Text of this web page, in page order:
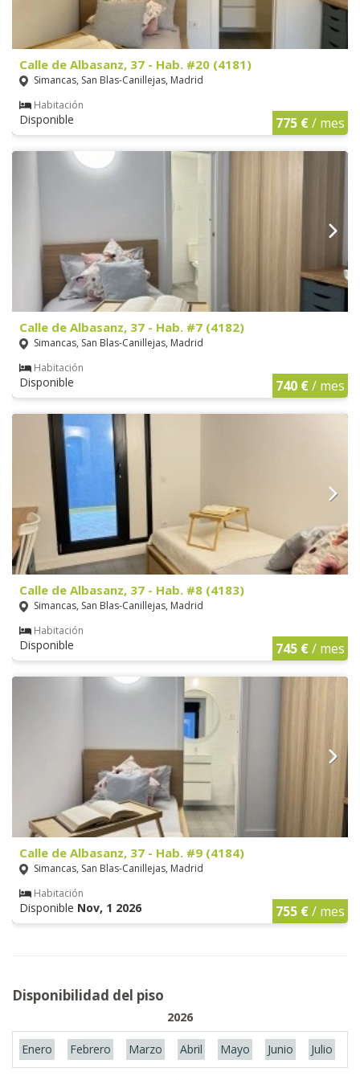
Calle de Albasanz, 37 - Hab. #20 (4181)
Simancas, San Blas-Canillejas, Madrid
Habitación
Disponible 775 €/ mes
Calle de Albasanz, 37 - Hab. #7 (4182)
Simancas, San Blas-Canillejas, Madrid
Habitación
Disponible 740 €/ mes
Calle de Albasanz, 37 - Hab. #8 (4183)
Simancas, San Blas-Canillejas, Madrid
Habitación
Disponible 745 €/ mes
Calle de Albasanz, 37 - Hab. #9 (4184)
Simancas, San Blas-Canillejas, Madrid
Habitación
Disponible Nov, 1 2026 755 €/ mes
Disponibilidad del piso
2026
Enero Febrero Marzo Abril Mayo Junio Julio